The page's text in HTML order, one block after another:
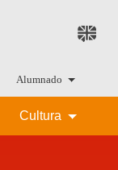
Alumnado
Cultura